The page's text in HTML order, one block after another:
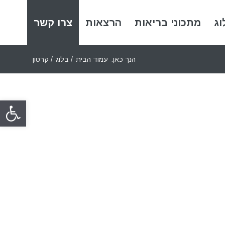
מתכוני בריאות הרצאות צרו קשר
הנך כאן: עמוד הבית / בלוג / קרטון
פתח